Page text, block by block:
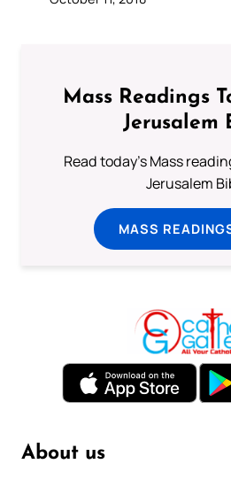
Mass Readings
Jerusalem
Read today's Mass
Jerusalem
MASS
About us